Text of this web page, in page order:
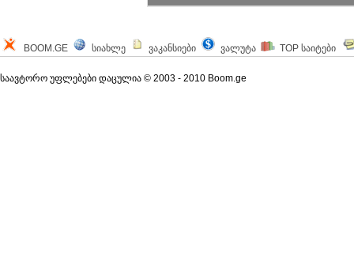
BOOM .GE სიახლე ვაკანსიები ვალუტა TOP საიტები
საავტორო უფლებები დაცულია © 2003 - 2010 Boom.ge